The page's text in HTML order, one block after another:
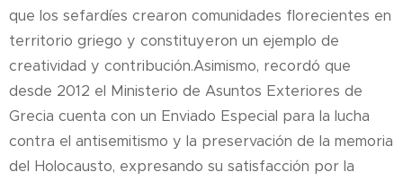
que los sefardíes crearon comunidades florecientes en
territorio griego y constituyeron un ejemplo de
creatividad y contribución.Asimismo, recordó que
desde 2012 el Ministerio de Asuntos Exteriores de
Grecia cuenta con un Enviado Especial para la lucha
contra el antisemitismo y la preservación de la memoria
del Holocausto, expresando su satisfacción por la